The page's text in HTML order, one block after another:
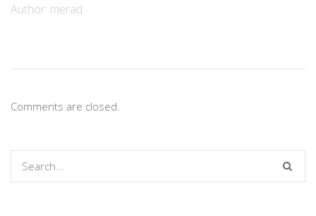
Author: merad
Comments are closed.